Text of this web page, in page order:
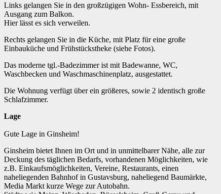
Links gelangen Sie in den großzügigen Wohn- Essbereich, mit
Ausgang zum Balkon.
Hier lässt es sich verweilen.
Rechts gelangen Sie in die Küche, mit Platz für eine große
Einbauküche und Frühstückstheke (siehe Fotos).
Das moderne tgl.-Badezimmer ist mit Badewanne, WC,
Waschbecken und Waschmaschinenplatz, ausgestattet.
Die Wohnung verfügt über ein größeres, sowie 2 identisch große
Schlafzimmer.
Lage
Gute Lage in Ginsheim!
Ginsheim bietet Ihnen im Ort und in unmittelbarer Nähe, alle zur
Deckung des täglichen Bedarfs, vorhandenen Möglichkeiten, wie
z.B. Einkaufsmöglichkeiten, Vereine, Restaurants, einen
naheliegenden Bahnhof in Gustavsburg, naheliegend Baumärkte,
Media Markt kurze Wege zur Autobahn.